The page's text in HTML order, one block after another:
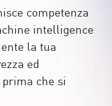
competenza
intelligence
la tua
ed
che si